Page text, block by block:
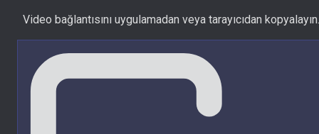
Video bağlantısını uygulamadan veya tarayıcıdan kopyalayın.